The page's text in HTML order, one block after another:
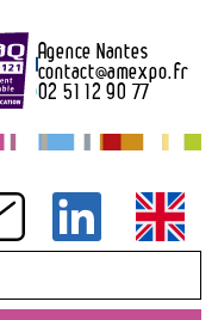
Agence Nantes
contact@amexpo.fr
02 51 12 90 77